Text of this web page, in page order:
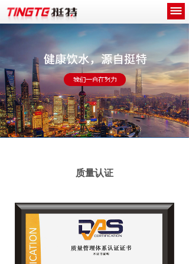
网站首页
关于我们
产品中心
新闻中心
工程案例
质量认证